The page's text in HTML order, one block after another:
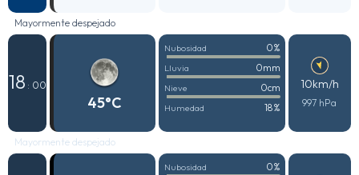
Mayormente despejado
18 : 00
45°C
Nubosidad 0%
Lluvia 0mm
Nieve 0cm
Humedad 18%
10km/h
997 hPa
Mayormente despejado
Nubosidad 0%